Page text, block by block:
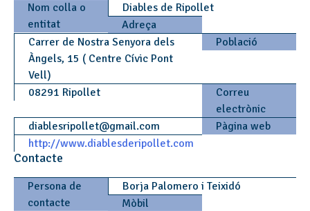
Nom colla o
entitat
Diables de Ripollet
Adreça
Carrer de Nostra Senyora dels
Àngels, 15 ( Centre Cívic Pont
Vell)
Població
08291 Ripollet
Correu
electrònic
diablesripollet@gmail.com
Pàgina web
http://www.diablesderipollet.com
Contacte
Persona de
contacte
Borja Palomero i Teixidó
Mòbil